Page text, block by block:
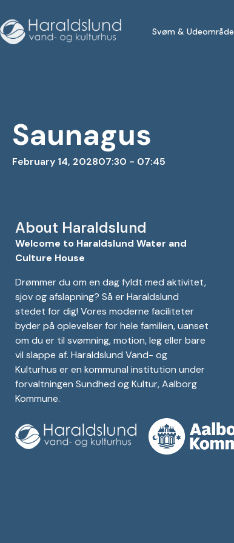
Svøm & Udeområde
Saunagus
February 14, 202807:30 - 07:45
About Haraldslund
Welcome to Haraldslund Water and
Culture House
Drømmer du om en dag fyldt med aktivitet,
sjov og afslapning? Så er Haraldslund
stedet for dig! Vores moderne faciliteter
byder på oplevelser for hele familien, uanset
om du er til svømning, motion, leg eller bare
vil slappe af. Haraldslund Vand- og
Kulturhus er en kommunal institution under
forvaltningen Sundhed og Kultur, Aalborg
Kommune.